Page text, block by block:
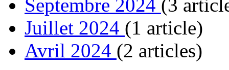
Septembre 2024 (3
Juillet 2024 (1 article)
Avril 2024 (2 articles)